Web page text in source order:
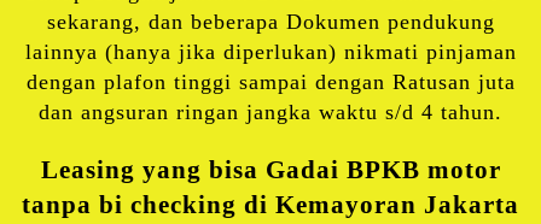
sekarang, dan beberapa Dokumen pendukung
lainnya (hanya jika diperlukan) nikmati pinjaman
dengan plafon tinggi sampai dengan Ratusan juta
dan angsuran ringan jangka waktu s/d 4 tahun.
Leasing yang bisa Gadai BPKB motor
tanpa bi checking di Kemayoran Jakarta